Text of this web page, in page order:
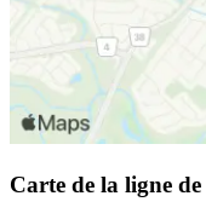
Carte de la ligne